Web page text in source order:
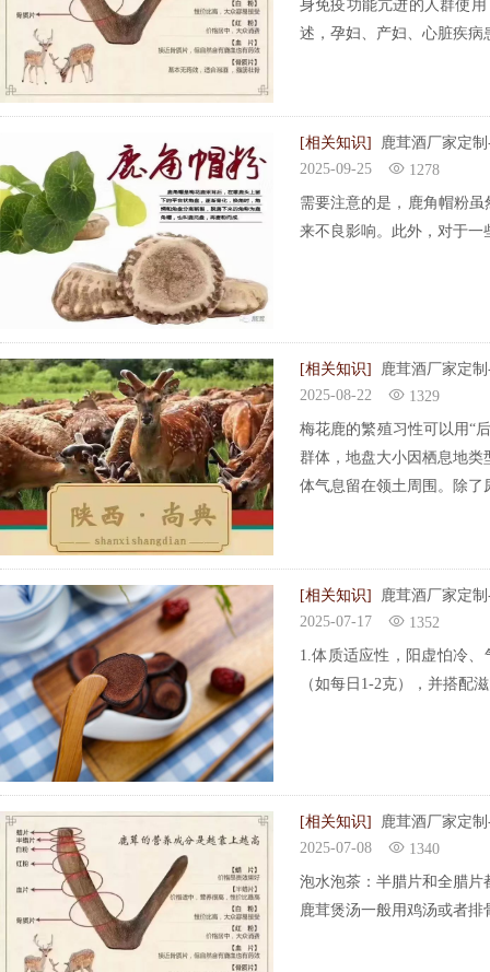
身免疫功能亢进的人群使
述，孕妇、产妇、心脏疾
[相关知识]
鹿茸酒厂家定
2025-09-25
1278
需要注意的是，鹿角帽粉
来不良影响。此外，对于
[相关知识]
鹿茸酒厂家定
2025-08-22
1329
梅花鹿的繁殖习性可以用“
群体，地盘大小因栖息地类
体气息留在领土周围。除
[相关知识]
鹿茸酒厂家定
2025-07-17
1352
1.体质适应性，阳虚怕冷
（如每日1-2克），并搭配
[相关知识]
鹿茸酒厂家定
2025-07-08
1340
泡水泡茶：半腊片和全腊
鹿茸煲汤一般用鸡汤或者